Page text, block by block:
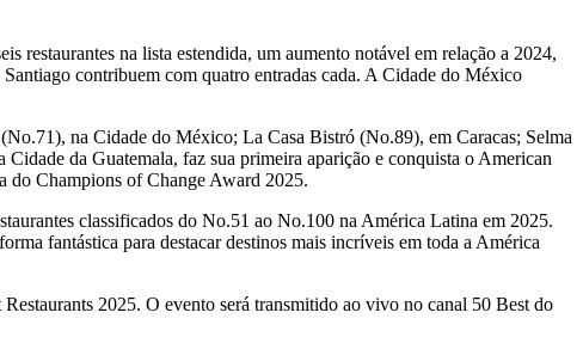
restaurantes na lista estendida, um aumento notável em relação a 2024,
Santiago contribuem com quatro entradas cada. A Cidade do México
na Cidade do México; La Casa Bistró (No.89), em Caracas; Selma
Cidade da Guatemala, faz sua primeira aparição e conquista o American
do Champions of Change Award 2025.
classificados do No.51 ao No.100 na América Latina em 2025.
fantástica para destacar destinos mais incríveis em toda a América
Restaurants 2025. O evento será transmitido ao vivo no canal 50 Best do